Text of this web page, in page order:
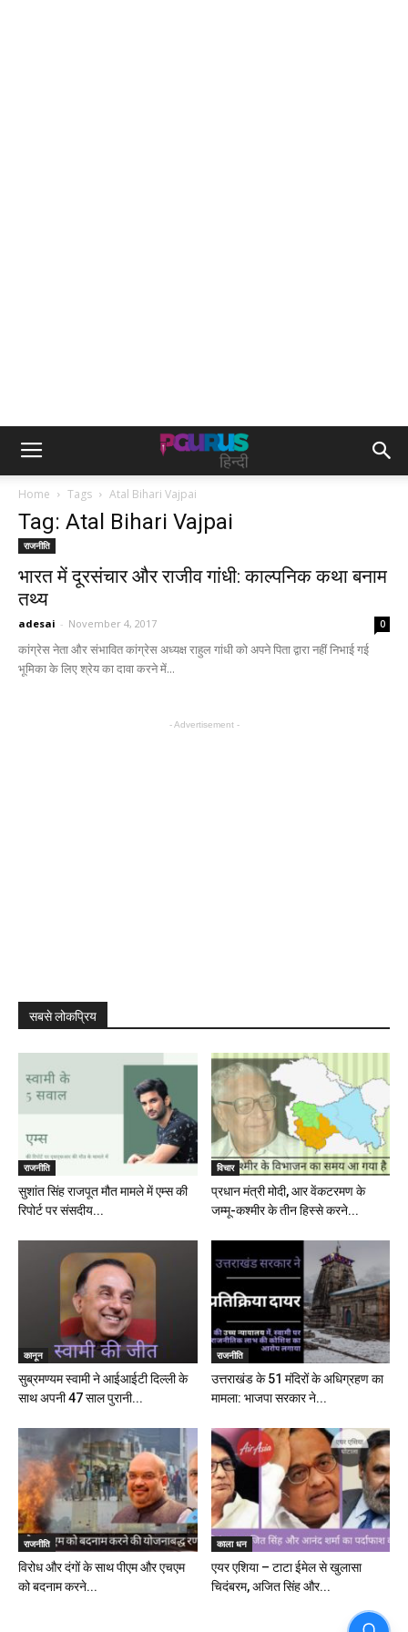
Home Tags Atal Bihari Vajpai
Tag: Atal Bihari Vajpai
राजनीति
भारत में दूरसंचार और राजीव गांधी: काल्पनिक कथा बनाम
तथ्य
adesai - November 4, 2017 0
कांग्रेस नेता और संभावित कांग्रेस अध्यक्ष राहुल गांधी को अपने पिता द्वारा नहीं निभाई गई
भूमिका के लिए श्रेय का दावा करने में...
- Advertisement -
सबसे लोकप्रिय
राजनीति
सुशांत सिंह राजपूत मौत मामले में एम्स की
रिपोर्ट पर संसदीय...
विचार
प्रधान मंत्री मोदी, आर वेंकटरमण के
जम्मू-कश्मीर के तीन हिस्से करने...
कानून
सुब्रमण्यम स्वामी ने आईआईटी दिल्ली के
साथ अपनी 47 साल पुरानी...
राजनीति
उत्तराखंड के 51 मंदिरों के अधिग्रहण का
मामला: भाजपा सरकार ने...
राजनीति
विरोध और दंगों के साथ पीएम और एचएम
को बदनाम करने...
काला धन
एयर एशिया – टाटा ईमेल से खुलासा
चिदंबरम, अजित सिंह और...